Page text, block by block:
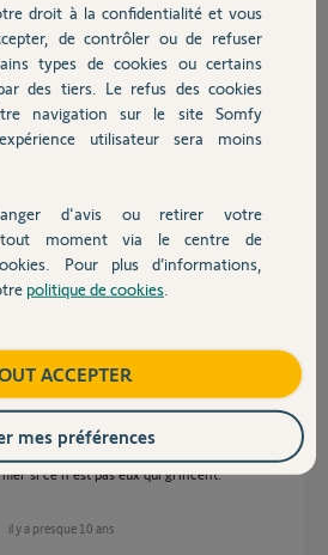
vérin qui grince ?
de perceuse pour voir s'il grince
les coudes, grincent t-ils? Si oui,
que ça grince pour lubrifier...!!! Faites en
que sur les gonds des vantaux.
les bras sont retirés pour manœuvrer
si ce n'est pas eux qui grincent.
il y a presque 10 ans
droit à la confidentialité et vous
de contrôler ou de refuser
types de cookies ou certains
des tiers. Le refus des cookies
navigation sur le site Somfy
utilisateur sera moins
d'avis ou retirer votre
tout moment via le centre de
Pour plus d’informations,
politique de cookies
ACCEPTER
mes préférences